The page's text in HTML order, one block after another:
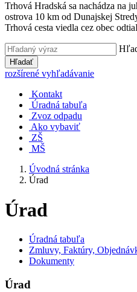
Trhová Hradská sa nachádza na
ostrova 10 km od Dunajskej
Trhová cesta viedla cez obec
Hľadať
rozšírené vyhľadávanie
Kontakt
Úradná tabuľa
Zvoz odpadu
Ako vybaviť
ZŠ
MŠ
Úvodná stránka
Úrad
Úrad
Úradná tabuľa
Zmluvy, Faktúry,
Dokumenty
Úrad